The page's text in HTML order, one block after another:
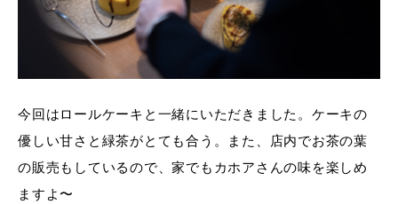
今回はロールケーキと一緒にいただきました。ケーキの
優しい甘さと緑茶がとても合う。また、店内でお茶の葉
の販売もしているので、家でもカホアさんの味を楽しめ
ますよ〜